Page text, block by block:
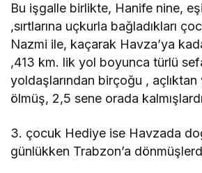
Bu işgalle birlikte, Hanife nine,
,sırtlarına uçkurla bağladıkları
Nazmi ile, kaçarak Havza’ya
,413 km. lik yol boyunca türlü
yoldaşlarından birçoğu ,
ölmüş, 2,5 sene orada
3. çocuk Hediye ise Havzada
günlükken Trabzon’a